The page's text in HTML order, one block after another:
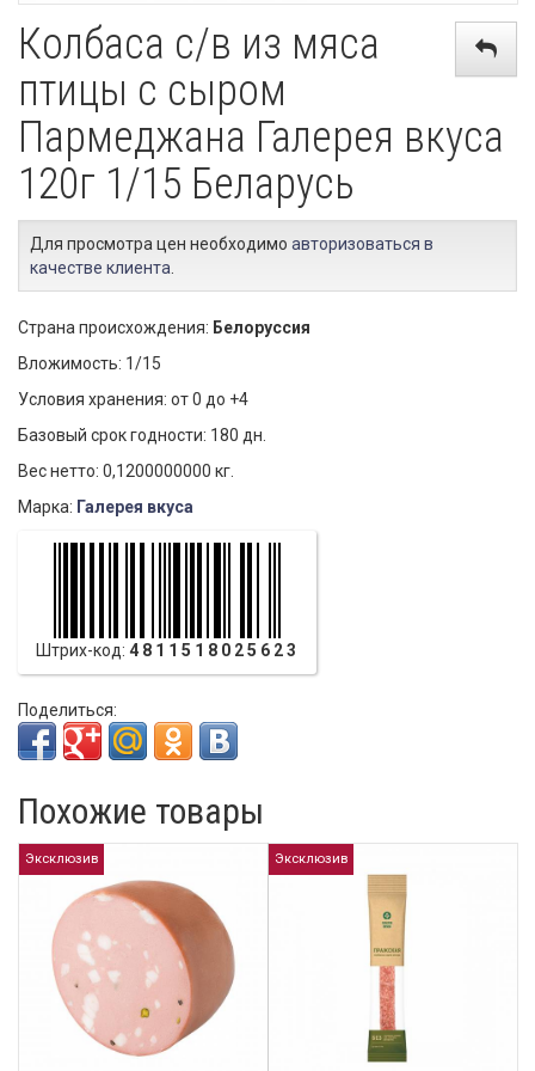
Колбаса с/в из мяса
птицы с сыром
Пармеджана Галерея вкуса
120г 1/15 Беларусь
Для просмотра цен необходимо авторизоваться в
качестве клиента
Страна происхождения: Белоруссия
Вложимость: 1/15
Условия хранения: от 0 до +4
Базовый срок годности: 180 дн.
Вес нетто: 0,1200000000 кг.
Марка: Галерея вкуса
Штрих-код: 4811518025623
Поделиться:
Похожие товары
Эксклюзив Эксклюзив